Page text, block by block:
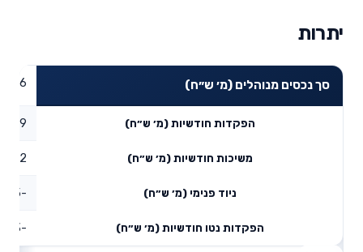
יתרות
סך נכסים מנוהלים (מ׳ ש״ח)
הפקדות חודשיות (מ׳ ש״ח) 0.89
משיכות חודשיות (מ׳ ש״ח) 0.42
ניוד פנימי (מ׳ ש״ח) -3.5
הפקדות נטו חודשיות (מ׳ ש״ח) -3.03